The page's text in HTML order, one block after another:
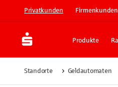
Privatkunden Firmenkunden
Produkte
Standorte Geldautomaten